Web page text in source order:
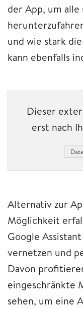
der App, um
und wie stark
kann ebenfalls
Dieser
erst nach
Alternativ zur
Möglichkeit
Google
vernetzen und
Davon
eingeschränkte
sehen, um eine